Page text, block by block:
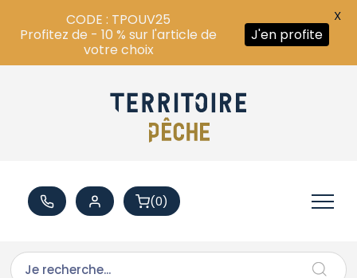
(0)
CODE : TPOUV25
Profitez de - 10 % sur l'article de
votre choix
J'en profite
X